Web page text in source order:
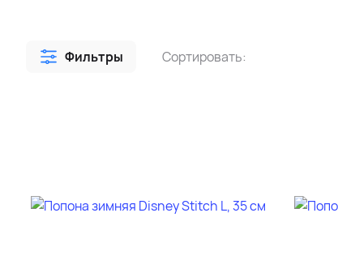
Фильтры Сортировать: